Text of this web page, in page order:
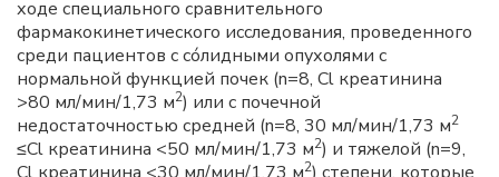
ходе специального сравнительного
фармакокинетического исследования, проведенного
среди пациентов с сóлидными опухолями с
нормальной функцией почек (n=8, Cl креатинина
>80 мл/мин/1,73 м2) или с почечной
недостаточностью средней (n=8, 30 мл/мин/1,73 м2
≤Cl креатинина <50 мл/мин/1,73 м2) и тяжелой (n=9,
2